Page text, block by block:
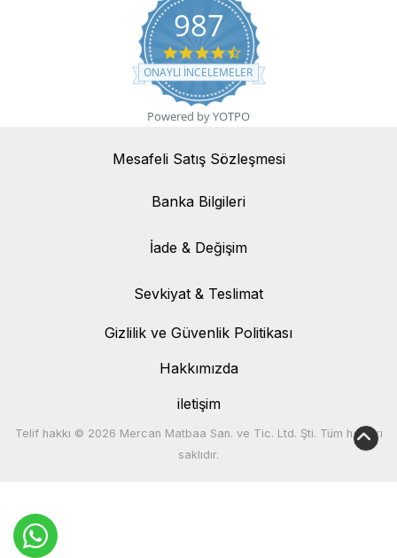
987
4.7 star rating
ONAYLI INCELEMELER
Powered by YOTPO
Mesafeli Satış Sözleşmesi
Banka Bilgileri
Banka Bilgileri
İade & Değişim
İade & Değişim
Sevkiyat & Teslimat
Sevkiyat & Teslimat
Gizlilik ve Güvenlik Politikası
Hakkımızda
iletişim
Telif hakkı © 2026 Mercan Matbaa San. ve Tic. Ltd. Şti. Tüm hakları
saklıdır.